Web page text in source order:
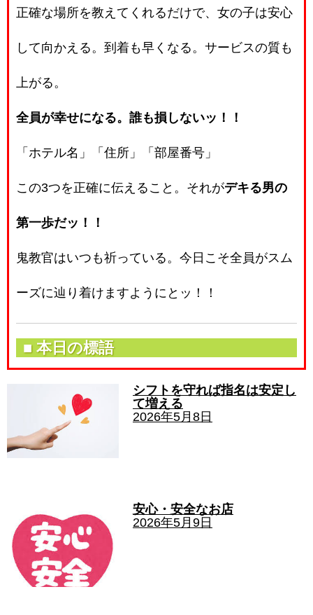
正確な場所を教えてくれるだけで、女の子は安心
して向かえる。到着も早くなる。サービスの質も
上がる。
全員が幸せになる。誰も損しないッ！！
「ホテル名」「住所」「部屋番号」
この3つを正確に伝えること。それがデキる男の
第一歩だッ！！
鬼教官はいつも祈っている。今日こそ全員がスム
ーズに辿り着けますようにとッ！！
■ 本日の標語
シフトを守れば指名は安定し
て増える
2026年5月8日
安心・安全なお店
2026年5月9日